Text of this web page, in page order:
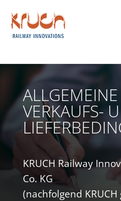
ALLGEMEINE
VERKAUFS-
KRUCH Railway
Co. KG
(nachfolgend